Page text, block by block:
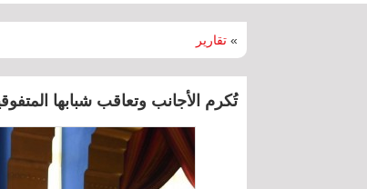
» تقارير
تُكرم الأجانب وتعاقب شبابها